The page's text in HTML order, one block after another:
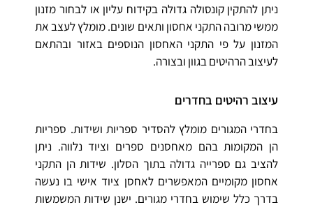
ניתן להתקין קונסולה גדולה בקידוח עליון או לבחור מזנון
ממשי מרובה התקני אחסון ותאים שונים. מומלץ לעצב את
המזנון על פי התקני האחסון הנוספים באזור ובהתאם
לעיצוב הרהיטים בגוון ובצורה.
עיצוב רהיטים בחדרים
בחדרי המגורים מומלץ להסדיר ספריות ושידות. ספריות
הן המקומות בהם מאחסנים ספרים וציוד נלווה. ניתן
להציב גם ספרייה גדולה בתוך הסלון. שידות הן התקני
אחסון מקומיים המאפשרים לאחסן ציוד אישי בו נעשה
בדרך כלל שימוש בחדרי מגורים. ישנן שידות המשמשות